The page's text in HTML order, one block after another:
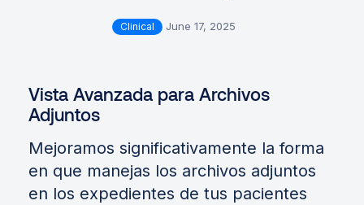
Clinical June 17, 2025
Vista Avanzada para Archivos
Adjuntos
Mejoramos significativamente la forma
en que manejas los archivos adjuntos
en los expedientes de tus pacientes